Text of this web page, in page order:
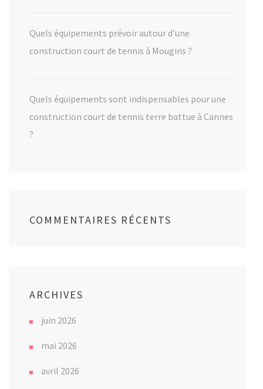
Quels équipements prévoir autour d’une
construction court de tennis à Mougins ?
Quels équipements sont indispensables pour une
construction court de tennis terre battue à Cannes
?
COMMENTAIRES RÉCENTS
ARCHIVES
juin 2026
mai 2026
avril 2026